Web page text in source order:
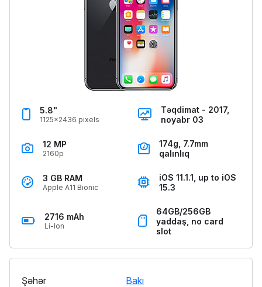
5.8"
1125x2436 pixels
Təqdimat - 2017,
noyabr 03
12 MP
2160p
174g, 7.7mm
qalınlıq
3 GB RAM
Apple A11 Bionic
iOS 11.1.1, up to iOS
15.3
2716 mAh
Li-Ion
64GB/256GB
yaddaş, no card
slot
Şəhər
Bakı